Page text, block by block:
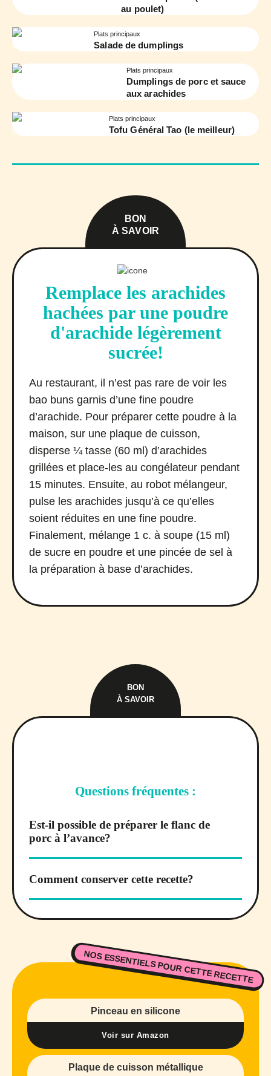
au poulet)
Plats principaux
Salade de dumplings
Plats principaux
Dumplings de porc et sauce
aux arachides
Plats principaux
Tofu Général Tao (le meilleur)
BON
À SAVOIR
Remplace les arachides
hachées par une poudre
d'arachide légèrement
sucrée!
Au restaurant, il n’est pas rare de voir les
bao buns garnis d’une fine poudre
d’arachide. Pour préparer cette poudre à la
maison, sur une plaque de cuisson,
disperse ¼ tasse (60 ml) d’arachides
grillées et place-les au congélateur pendant
15 minutes. Ensuite, au robot mélangeur,
pulse les arachides jusqu’à ce qu’elles
soient réduites en une fine poudre.
Finalement, mélange 1 c. à soupe (15 ml)
de sucre en poudre et une pincée de sel à
la préparation à base d’arachides.
BON
À SAVOIR
Questions fréquentes :
Est-il possible de préparer le flanc de
porc à l’avance?
Comment conserver cette recette?
NOS ESSENTIELS POUR CETTE RECETTE
Pinceau en silicone
Voir sur Amazon
Plaque de cuisson métallique